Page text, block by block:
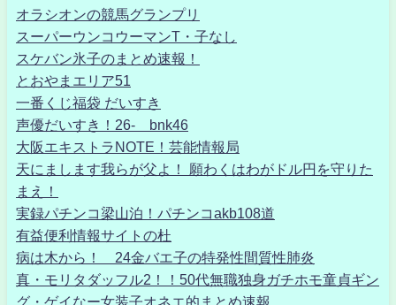
オラシオンの競馬グランプリ
スーパーウンコウーマンT・子なし
スケバン氷子のまとめ速報！
とおやまエリア51
一番くじ福袋 だいすき
声優だいすき！26- bnk46
大阪エキストラNOTE！芸能情報局
天にまします我らが父よ！ 願わくはわがドル円を守りた
まえ！
実録パチンコ梁山泊！パチンコakb108道
有益便利情報サイトの杜
病は木から！ 24金バエ子の特発性間質性肺炎
真・モリタダッフル2！！50代無職独身ガチホモ童貞ギン
グ・ゲイなー女装子オネエ的まとめ速報